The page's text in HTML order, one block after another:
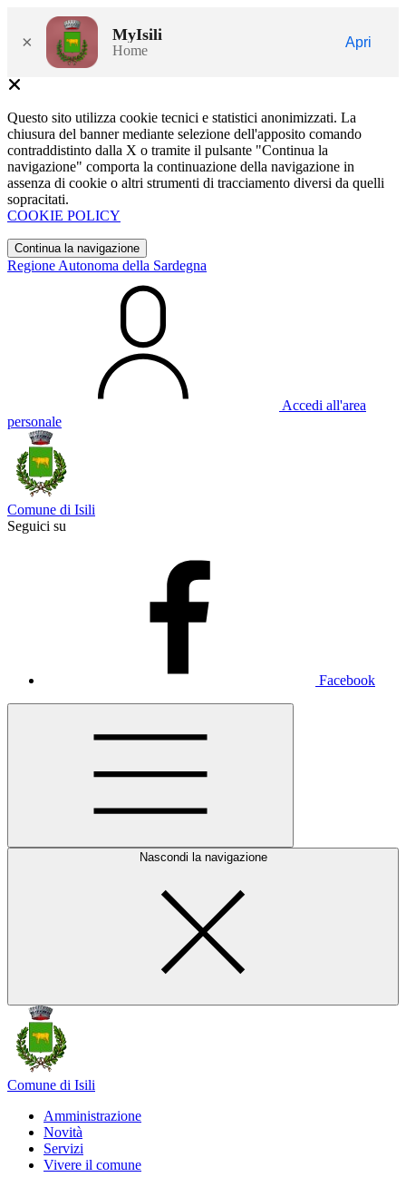
× MyIsili
Home
Apri
Questo sito utilizza cookie tecnici e statistici anonimizzati. La
chiusura del banner mediante selezione dell'apposito comando
contraddistinto dalla X o tramite il pulsante "Continua la
navigazione" comporta la continuazione della navigazione in
assenza di cookie o altri strumenti di tracciamento diversi da quelli
sopracitati.
COOKIE POLICY
Continua la navigazione
Regione Autonoma della Sardegna
Accedi all'area
personale
Comune di Isili
Seguici su
Facebook
Nascondi la navigazione
Comune di Isili
Amministrazione
Novità
Servizi
Vivere il comune